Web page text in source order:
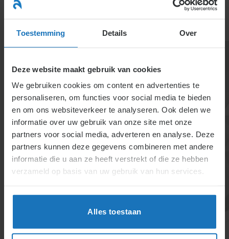
Toestemming Details Over
Deze website maakt gebruik van cookies
We gebruiken cookies om content en advertenties te
personaliseren, om functies voor social media te bieden
en om ons websiteverkeer te analyseren. Ook delen we
informatie over uw gebruik van onze site met onze
partners voor social media, adverteren en analyse. Deze
partners kunnen deze gegevens combineren met andere
informatie die u aan ze heeft verstrekt of die ze hebben
verzameld op basis van uw gebruik van hun services.
Alles toestaan
naar
inhoud
6.2.5.1. De cultuur
Organisaties, vergelijkbaar met mensen, worden
beïnvloed door cultuur en machtsdynamieken.
politieke processen machtsverhoudingen binnen
teams sturen. Veranderingen in cultuur treffen vaak
organisaties verschillen in hiërarchie, samenwerking